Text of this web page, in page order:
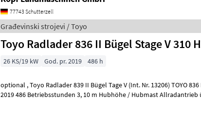
77743 Schutterzell
Građevinski strojevi / Toyo
Toyo Radlader 836 II Bügel Stage V 310
26 KS/19 kW God. pr. 2019 486 h
optional , Toyo Radlader 839 II Bügel Tage V (Int. Nr. 13206) TOYO 836 II Bügel Stage V Baujahr
2019 486 Betriebsstunden 3, 10 m Hubhöhe / Hubmast